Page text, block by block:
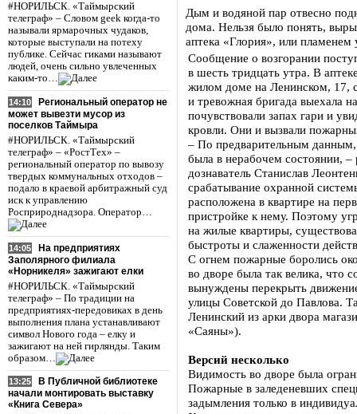
#НОРИЛЬСК. «Таймырский
телеграф» – Словом geek когда-то
называли ярмарочных чудаков,
которые выступали на потеху
публике. Сейчас гиками называют
людей, очень сильно увлеченных
каким-то…
14:10
Региональный оператор не
может вывезти мусор из
поселков Таймыра
#НОРИЛЬСК. «Таймырский
телеграф» – «РостТех» –
региональный оператор по вывозу
твердых коммунальных отходов –
подало в краевой арбитражный суд
иск к управлению
Росприроднадзора. Оператор…
14:05
На предприятиях
Заполярного филиала
«Норникеля» зажигают елки
#НОРИЛЬСК. «Таймырский
телеграф» – По традиции на
предприятиях-передовиках в день
выполнения плана устанавливают
символ Нового года – елку и
зажигают на ней гирлянды. Таким
образом…
13:25
В Публичной библиотеке
начали монтировать выставку
«Книга Севера»
Дым и водяной пар отвесно
дома. Нельзя было понять,
аптека «Глория», или
Сообщение о возгорании
в шесть тридцать утра. В
жилом доме на Ленинском, 17,
и тревожная бригада выехала
почувствовали запах гари и
кровли. Они и вызвали
– По предварительным данным,
была в нерабочем состоянии,
дознаватель Станислав
срабатывание охранной
расположена в квартире на
пристройке к нему. Поэтому
на жилые квартиры,
быстроты и слаженности
С огнем пожарные боролись
во дворе была так велика, что
вынуждены перекрыть
улицы Советской до Павлова.
Ленинский из арки двора
«Саяны»).
Версий несколько
Видимость во дворе была
Пожарные в заледеневших
задымления только в